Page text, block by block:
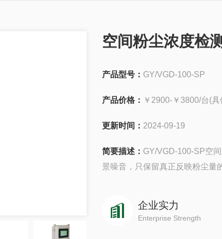
空间粉尘浓度检
产品型号： GY/VGD-100-SP
产品价格： ￥2900-￥3800/台(
更新时间： 2024-09-19
简要描述： GY/VGD-100-SP空
景噪音，只保留真正反映粉尘量
企业实力
Enterprise Strength